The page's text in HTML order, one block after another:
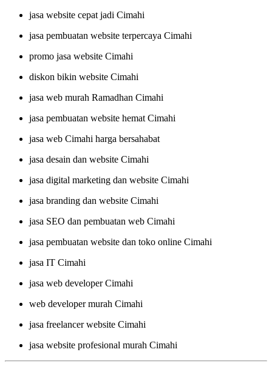
jasa website cepat jadi Cimahi
jasa pembuatan website terpercaya Cimahi
promo jasa website Cimahi
diskon bikin website Cimahi
jasa web murah Ramadhan Cimahi
jasa pembuatan website hemat Cimahi
jasa web Cimahi harga bersahabat
jasa desain dan website Cimahi
jasa digital marketing dan website Cimahi
jasa branding dan website Cimahi
jasa SEO dan pembuatan web Cimahi
jasa pembuatan website dan toko online Cimahi
jasa IT Cimahi
jasa web developer Cimahi
web developer murah Cimahi
jasa freelancer website Cimahi
jasa website profesional murah Cimahi